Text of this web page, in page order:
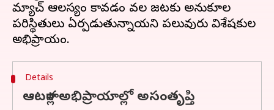
మ్యాచ్‌ ఆలస్యం కావడం వల్ల జట్లకు అనుకూల
పరిస్థితులు ఏర్పడుతున్నాయని పలువురు విశ్లేషకుల
Details
ఆటగాళ్ల అభిప్రాయాల్లో అసంతృప్తి